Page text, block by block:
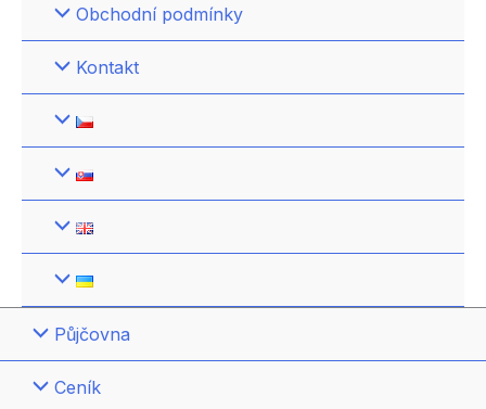
Obchodní podmínky
Kontakt
Půjčovna
Ceník